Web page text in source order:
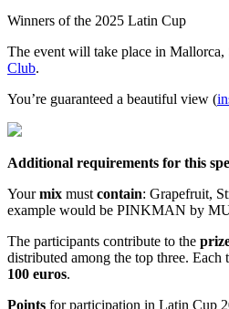
Winners of the 2025 Latin Cup
The event will take place in Mallorca,
Club.
You’re guaranteed a beautiful view (
Additional requirements for this
Yourmix mustcontain: Grapefruit,
example would be PINKMAN by
The participants contribute to the
distributed among the top three. Each
100 euros.
Points for participation in Latin Cup